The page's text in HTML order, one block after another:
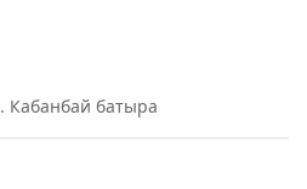
Кабанбай батыра